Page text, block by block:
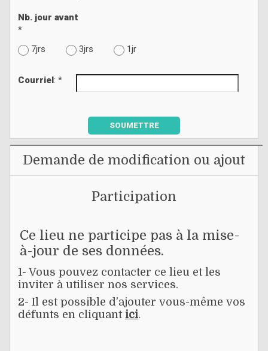
Nb. jour avant
*
7jrs
3jrs 1jr
Courriel : *
SOUMETTRE
Demande de modification ou ajout
Participation
Ce lieu ne participe pas à la mise-
à-jour de ses données.
1- Vous pouvez contacter ce lieu et les
inviter à utiliser nos services.
2- Il est possible d'ajouter vous-même vos
défunts en cliquant ici.